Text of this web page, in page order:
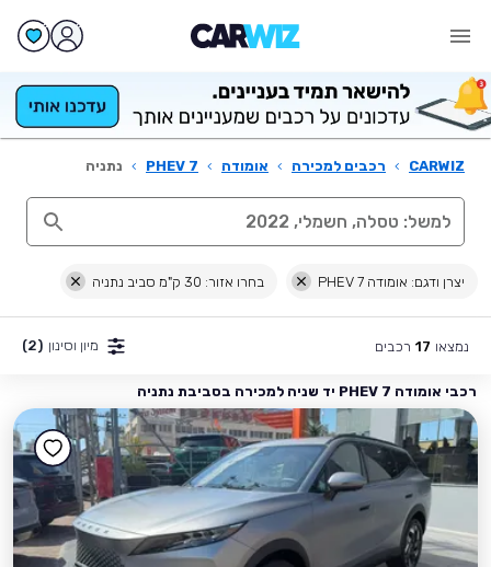
CARWIZ
› רכבים למכירה › אומודה ›
7 PHEV
› נתניה
יצרן ודגם: אומודה 7 PHEV בחרו אזור: 30 ק"מ סביב נתניה
נמצאו 17 רכבים מיון וסינון (2)
רכבי אומודה 7 PHEV יד שניה למכירה בסביבת נתניה